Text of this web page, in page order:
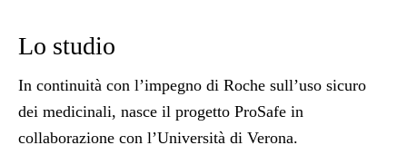
Lo studio
In continuità con l’impegno di Roche sull’uso sicuro
dei medicinali, nasce il progetto ProSafe in
collaborazione con l’Università di Verona.